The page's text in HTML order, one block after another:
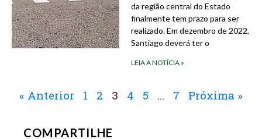
da região central do Estado
finalmente tem prazo para ser
realizado. Em dezembro de 2022,
Santiago deverá ter o
LEIA A NOTÍCIA »
« Anterior 1 2 3 4 5 … 7 Próxima »
COMPARTILHE